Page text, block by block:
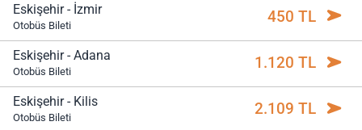
Eskişehir - İzmir
Otobüs Bileti 450 TL
Eskişehir - Adana
Otobüs Bileti 1.120 TL
Eskişehir - Kilis
Otobüs Bileti 2.109 TL